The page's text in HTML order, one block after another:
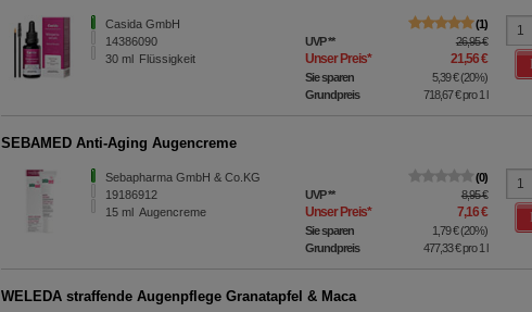
Casida GmbH
14386090
30 ml Flüssigkeit
1
UVP** 26,95 €
Unser Preis* 21,56 €
Sie sparen 5,39 €(20%)
Grundpreis
718,67 €pro 1 l
SEBAMED Anti-Aging Augencreme
Sebapharma GmbH & Co.KG
19186912
15 ml Augencreme
0
UVP** 8,95 €
Unser Preis* 7,16 €
Sie sparen 1,79 €(20%)
Grundpreis
477,33 €pro 1 l
WELEDA straffende Augenpflege Granatapfel & Maca